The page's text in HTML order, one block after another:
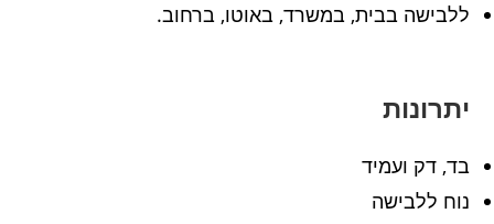
ללבישה בבית, במשרד, באוטו, ברחוב.
יתרונות
בד, דק ועמיד
נוח ללבישה